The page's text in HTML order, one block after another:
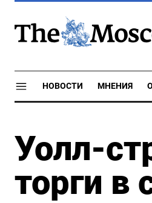
НОВОСТИ МНЕНИЯ
Уолл-
торги в